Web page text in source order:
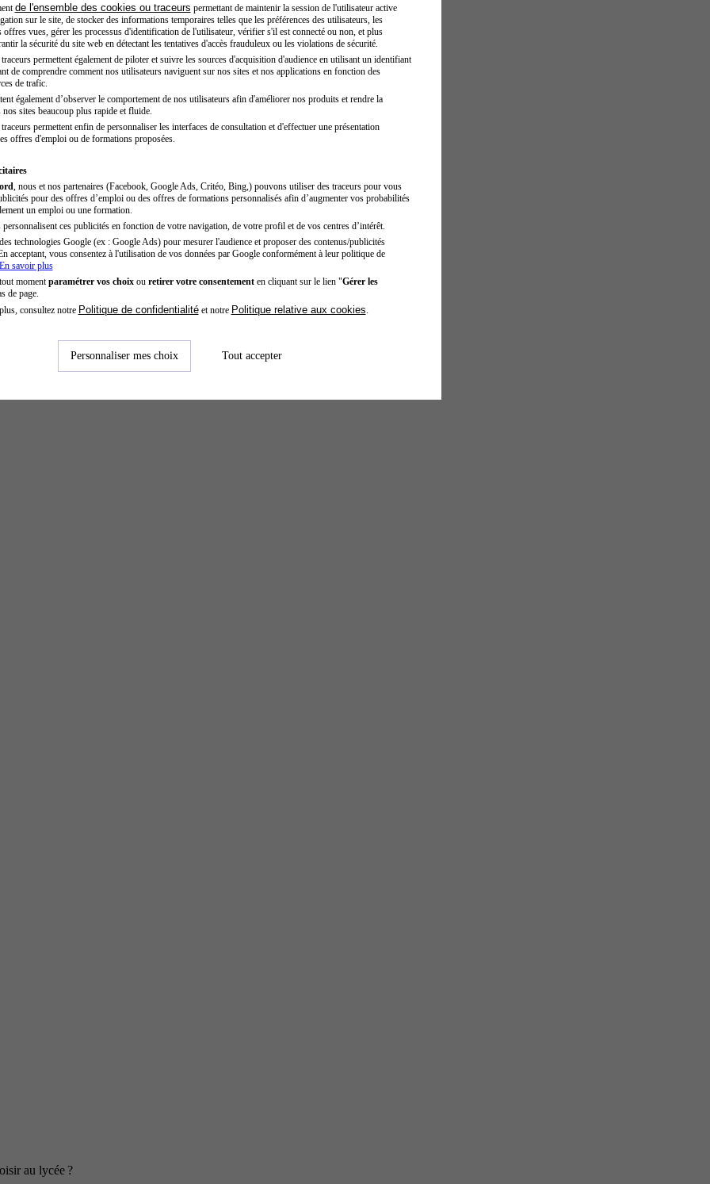
au lycée ?
de l'ensemble des cookies ou traceurs permettant de maintenir la session de l'utilisateur active
sur le site, de stocker des informations temporaires telles que les préférences des utilisateurs, les
offres vues, gérer les processus d'identification de l'utilisateur, vérifier s'il est connecté ou non, et plus
la sécurité du site web en détectant les tentatives d'accès frauduleux ou les violations de sécurité.
permettent également de piloter et suivre les sources d'acquisition d'audience en utilisant un identifiant
de comprendre comment nos utilisateurs naviguent sur nos sites et nos applications en fonction des
de trafic.
également d’observer le comportement de nos utilisateurs afin d'améliorer nos produits et rendre la
sites beaucoup plus rapide et fluide.
permettent enfin de personnaliser les interfaces de consultation et d'effectuer une présentation
offres d'emploi ou de formations proposées.
, nous et nos partenaires (Facebook, Google Ads, Critéo, Bing,) pouvons utiliser des traceurs pour vous
pour des offres d’emploi ou des offres de formations personnalisés afin d’augmenter vos probabilités
un emploi ou une formation.
ces publicités en fonction de votre navigation, de votre profil et de vos centres d’intérêt.
technologies Google (ex : Google Ads) pour mesurer l'audience et proposer des contenus/publicités
acceptant, vous consentez à l'utilisation de vos données par Google conformément à leur politique de
savoir plus
moment paramétrer vos choixou retirer votre consentementen cliquant sur le lien "Gérer les
de page.
consultez notre Politique de confidentialitéet notre Politique relative aux cookies
Personnaliser mes choix Tout accepter